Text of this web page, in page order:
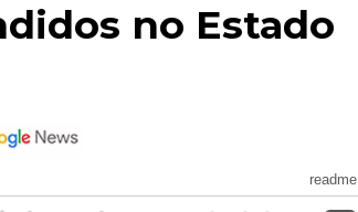
no Estado
readme